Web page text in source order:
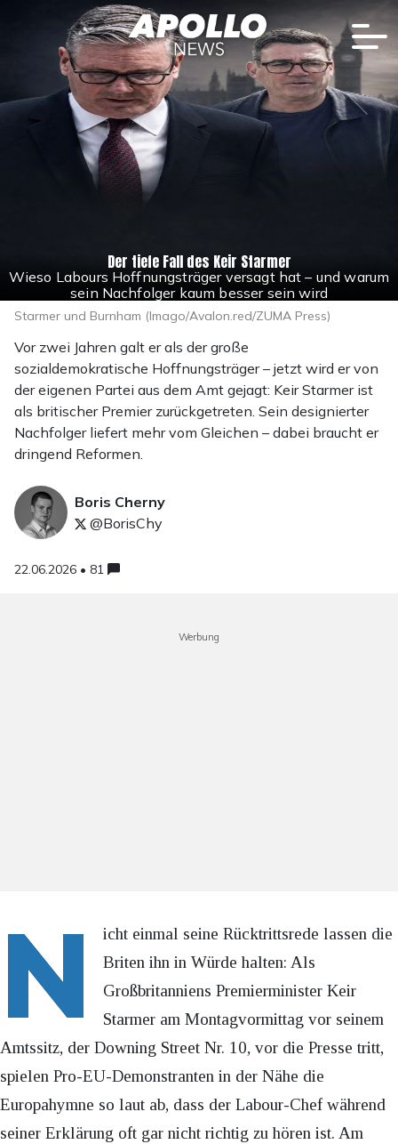
Der tiefe Fall des Keir Starmer
Wieso Labours Hoffnungsträger versagt hat – und warum
sein Nachfolger kaum besser sein wird
Starmer und Burnham (Imago/Avalon.red/ZUMA Press)
Vor zwei Jahren galt er als der große
sozialdemokratische Hoffnungsträger – jetzt wird er von
der eigenen Partei aus dem Amt gejagt: Keir Starmer ist
als britischer Premier zurückgetreten. Sein designierter
Nachfolger liefert mehr vom Gleichen – dabei braucht er
dringend Reformen.
Boris Cherny
@BorisChy
22.06.2026 • 81
Werbung
N
icht einmal seine Rücktrittsrede lassen die
Briten ihn in Würde halten: Als
Großbritanniens Premierminister Keir
Starmer am Montagvormittag vor seinem
Amtssitz, der Downing Street Nr. 10, vor die Presse tritt,
spielen Pro-EU-Demonstranten in der Nähe die
Europahymne so laut ab, dass der Labour-Chef während
seiner Erklärung oft gar nicht richtig zu hören ist. Am